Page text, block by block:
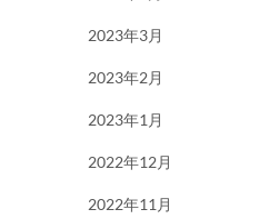
2023年3月
2023年2月
2023年1月
2022年12月
2022年11月